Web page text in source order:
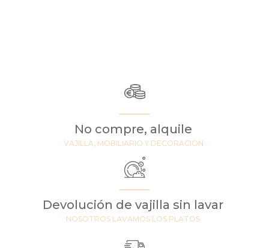
No compre, alquile
VAJILLA, MOBILIARIO Y DECORACIÓN
Devolución de vajilla sin lavar
NOSOTROS LAVAMOS LOS PLATOS